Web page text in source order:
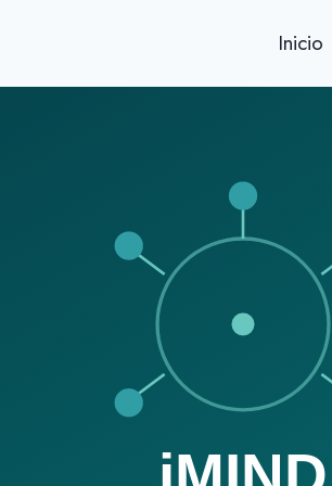
Inicio